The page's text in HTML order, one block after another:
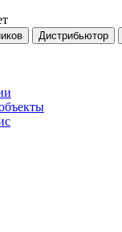
Дистрибьютор